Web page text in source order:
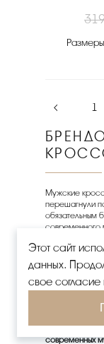
Размеры
‹ 1
Мужские
перешагнули
обязательным
современного
– проведите
зимних
кроссовок с
кожи, замши, а
кедах можно
Мужские
современных
Этот сайт
данных.
свое